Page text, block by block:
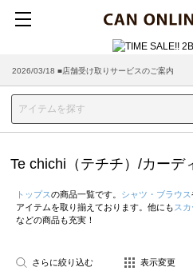
2026/03/18 ■店舗受け取りサービスのご案内
Te chichi（テチチ）/カーデ
トップスの商品一覧です。 シャツ・ブラウス
アイテムを取り揃えております。他にも スカ
などの商品も充実！
さらに絞り込む 表示変更